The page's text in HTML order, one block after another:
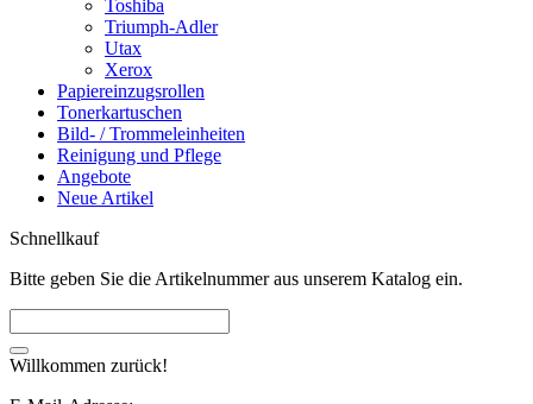
Toshiba
Triumph-Adler
Utax
Xerox
Papiereinzugsrollen
Tonerkartuschen
Bild- / Trommeleinheiten
Reinigung und Pflege
Angebote
Neue Artikel
Schnellkauf
Bitte geben Sie die Artikelnummer aus unserem Katalog ein.
Willkommen zurück!